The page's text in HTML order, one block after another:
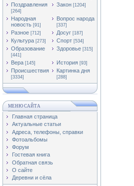
Поздравления
[264]
Закон [1204]
Народная
новость [91]
Вопрос народа
[337]
Разное [712] Досуг [187]
Культура [273] Спорт [534]
Образование
[441]
Здоровье [315]
Вера [145] История [93]
Происшествия
[3334]
Картинка дня
[288]
МЕНЮ САЙТА
Главная страница
Актуальные статьи
Адреса, телефоны, справки
Фотоальбомы
Форум
Гостевая книга
Обратная связь
О сайте
Деревни и сёла